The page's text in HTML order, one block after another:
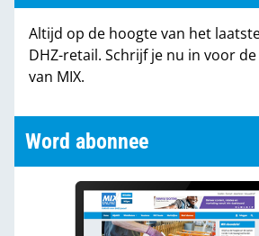
Altijd op de hoogte van het
DHZ-retail. Schrijf je nu in voor
van MIX.
Word abonnee